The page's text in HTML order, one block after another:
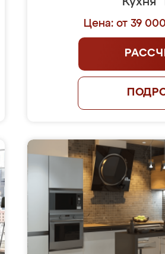
Цена: от 39